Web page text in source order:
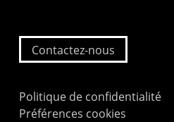
Contactez-nous
Politique de confidentialité
Préférences cookies